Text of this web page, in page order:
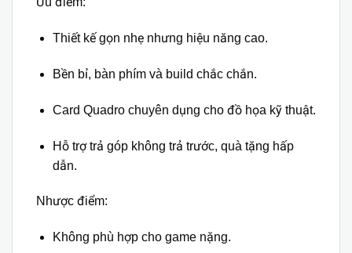
Thiết kế gọn nhẹ nhưng hiệu năng cao.
Bền bỉ, bàn phím và build chắc chắn.
Card Quadro chuyên dụng cho đồ họa kỹ thuật.
Hỗ trợ trả góp không trả trước, quà tặng hấp
dẫn.
Nhược điểm:
Không phù hợp cho game nặng.